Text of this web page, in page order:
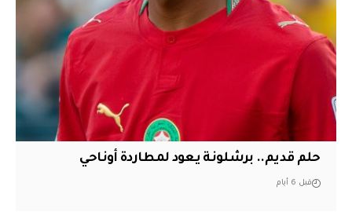
حلم قديم.. برشلونة يعود لمطاردة أوناحي
قبل 6 أيام